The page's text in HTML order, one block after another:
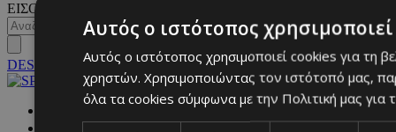
ΕΙΣΟΔΟΣ
DESKTOP
Αυτός ο ιστότοπος
Αυτός ο ιστότοπος χρησιμοποιεί cookies για τη
χρηστών. Χρησιμοποιώντας τον ιστότοπό μας,
όλα τα cookies σύμφωνα με την Πολιτική μας για